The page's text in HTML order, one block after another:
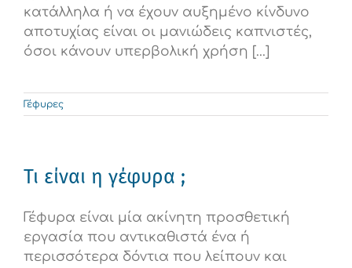
κατάλληλα ή να έχουν αυξημένο κίνδυνο
αποτυχίας είναι οι μανιώδεις καπνιστές,
όσοι κάνουν υπερβολική χρήση [...]
Γέφυρες
Τι είναι η γέφυρα ;
Γέφυρα είναι μία ακίνητη προσθετική
εργασία που αντικαθιστά ένα ή
περισσότερα δόντια που λείπουν και